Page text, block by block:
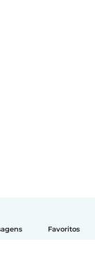
Favoritos